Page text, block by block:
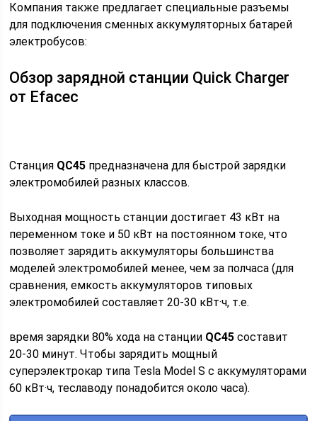
Компания также предлагает специальные разъемы
для подключения сменных аккумуляторных батарей
электробусов:
Обзор зарядной станции Quick Charger
от Efacec
Станция QC45 предназначена для быстрой зарядки
электромобилей разных классов.
Выходная мощность станции достигает 43 кВт на
переменном токе и 50 кВт на постоянном токе, что
позволяет зарядить аккумуляторы большинства
моделей электромобилей менее, чем за полчаса (для
сравнения, емкость аккумуляторов типовых
электромобилей составляет 20-30 кВт·ч, т.е.
время зарядки 80% хода на станции QC45составит
20-30 минут. Чтобы зарядить мощный
суперэлектрокар типа Tesla Model S с аккумуляторами
60 кВт·ч, теславоду понадобится около часа).